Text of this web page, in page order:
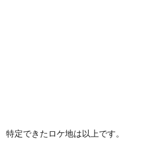
特定できたロケ地は以上です。